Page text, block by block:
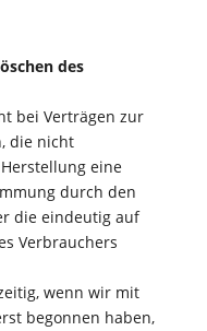
des
bei Verträgen zur
die nicht
eine
durch den
die eindeutig auf
Verbrauchers
wenn wir mit
begonnen haben,